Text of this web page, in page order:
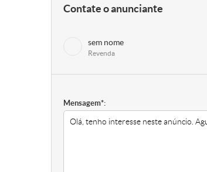
Contate o anunciante
sem nome
Revenda
Mensagem*: